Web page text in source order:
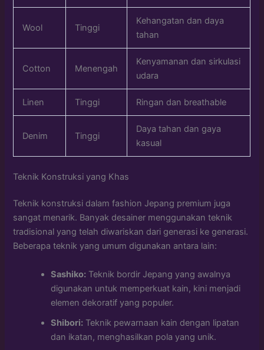
Wool Tinggi
Kehangatan dan daya
tahan
Cotton Menengah
Kenyamanan dan sirkulasi
udara
Linen Tinggi Ringan dan breathable
Denim Tinggi
Daya tahan dan gaya
kasual
Teknik Konstruksi yang Khas
Teknik konstruksi dalam fashion Jepang premium juga
sangat menarik. Banyak desainer menggunakan teknik
tradisional yang telah diwariskan dari generasi ke generasi.
Beberapa teknik yang umum digunakan antara lain:
Sashiko: Teknik bordir Jepang yang awalnya
digunakan untuk memperkuat kain, kini menjadi
elemen dekoratif yang populer.
Shibori: Teknik pewarnaan kain dengan lipatan
dan ikatan, menghasilkan pola yang unik.